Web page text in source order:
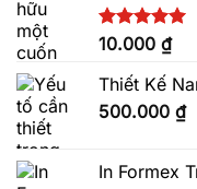
Được xếp
5.00
5 sao
10.000 ₫
Thiết Kế
500.000 ₫
In Formex